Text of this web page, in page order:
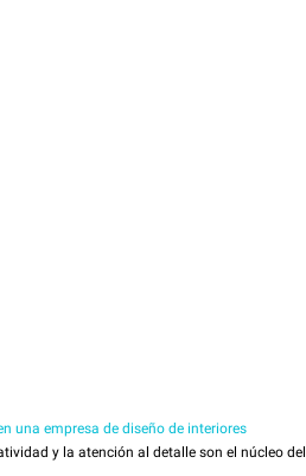
una empresa de diseño de interiores
y la atención al detalle son el núcleo